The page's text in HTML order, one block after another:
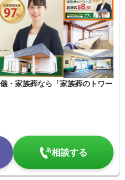
・家族葬なら「家族葬のトワー
相談する